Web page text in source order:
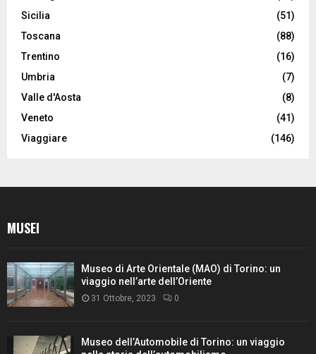
Sicilia
(51)
Toscana
(88)
Trentino
(16)
Umbria
(7)
Valle d'Aosta
(8)
Veneto
(41)
Viaggiare
(146)
MUSEI
Museo di Arte Orientale (MAO) di Torino: un
viaggio nell’arte dell’Oriente
31 Ottobre, 2023 0
Museo dell’Automobile di Torino: un viaggio